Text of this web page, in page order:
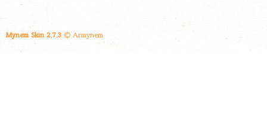
문에 단순히 시력 저하라고 오해할 수 있습니다.
예를 들어서, 컨디션이 좋지 않아 피곤한 경우
Mynem Skin 2.7.3 © Armynem